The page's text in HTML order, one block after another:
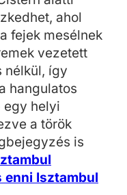
ahol
fejek mesélnek
vezetett
nélkül, így
hangulatos
egy helyi
a török
is
enni Isztambul